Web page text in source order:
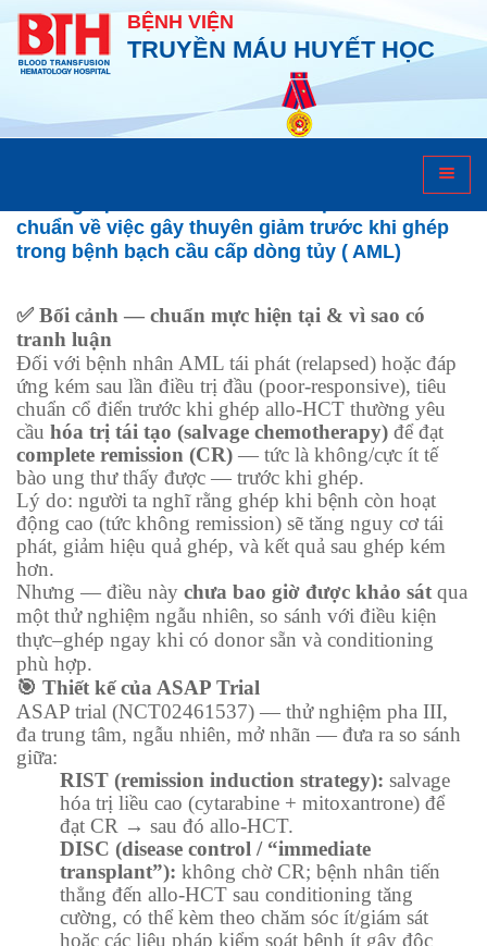
BỆNH VIỆN
TRUYỀN MÁU HUYẾT HỌC
Bệnh lý huyết học
chuẩn về việc gây thuyên giảm trước khi ghép
trong bệnh bạch cầu cấp dòng tủy ( AML)
✅ Bối cảnh — chuẩn mực hiện tại & vì sao có
tranh luận
Đối với bệnh nhân AML tái phát (relapsed) hoặc đáp
ứng kém sau lần điều trị đầu (poor-responsive), tiêu
chuẩn cổ điển trước khi ghép allo-HCT thường yêu
cầu hóa trị tái tạo (salvage chemotherapy) để đạt
complete remission (CR) — tức là không/cực ít tế
bào ung thư thấy được — trước khi ghép.
Lý do: người ta nghĩ rằng ghép khi bệnh còn hoạt
động cao (tức không remission) sẽ tăng nguy cơ tái
phát, giảm hiệu quả ghép, và kết quả sau ghép kém
hơn.
Nhưng — điều này chưa bao giờ được khảo sát qua
một thử nghiệm ngẫu nhiên, so sánh với điều kiện
thực–ghép ngay khi có donor sẵn và conditioning
phù hợp.
🎯 Thiết kế của ASAP Trial
ASAP trial (NCT02461537) — thử nghiệm pha III,
đa trung tâm, ngẫu nhiên, mở nhãn — đưa ra so sánh
giữa:
RIST (remission induction strategy): salvage
hóa trị liều cao (cytarabine + mitoxantrone) để
đạt CR → sau đó allo-HCT.
DISC (disease control / “immediate
transplant”): không chờ CR; bệnh nhân tiến
thẳng đến allo-HCT sau conditioning tăng
cường, có thể kèm theo chăm sóc ít/giám sát
hoặc các liệu pháp kiểm soát bệnh ít gây độc